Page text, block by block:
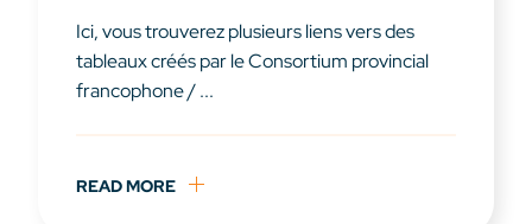
Ici, vous trouverez plusieurs liens vers des
tableaux créés par le Consortium provincial
francophone / ...
READ MORE